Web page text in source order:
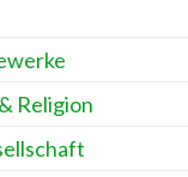
Religion